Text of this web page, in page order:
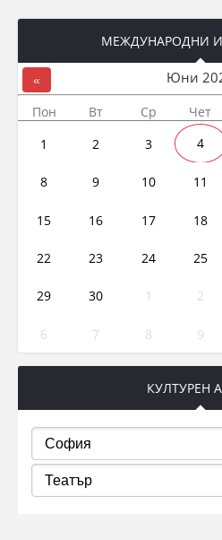
МЕЖДУНАРОДНИ
« Юни
Пон Вт Ср Чет
1
2 3 4
8 9 10 11
15 16 17 18
22 23 24 25
29 30 1 2
6 7 8 9
КУЛТУРЕН